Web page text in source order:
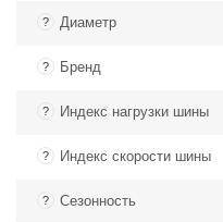
? Диаметр
? Бренд
? Индекс нагрузки шины
? Индекс скорости шины
? Сезонность